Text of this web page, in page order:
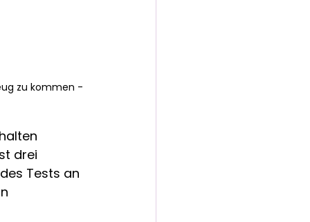
zu kommen -
drei
Tests an